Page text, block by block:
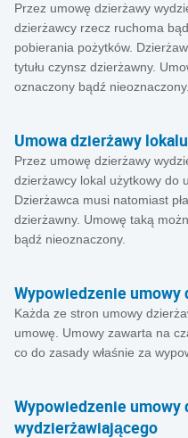
Przez umowę dzierżawy
dzierżawcy rzecz ruchoma
pobierania pożytków.
tytułu czynsz dzierżawny.
oznaczony bądź nieoznaczony.
Umowa dzierżawy
Przez umowę dzierżawy
dzierżawcy lokal użytkowy do
Dzierżawca musi natomiast
dzierżawny. Umowę taką
bądź nieoznaczony.
Wypowiedzenie umowy
Każda ze stron umowy
umowę. Umowy zawarta na
co do zasady właśnie za
Wypowiedzenie umowy
wydzierżawiającego